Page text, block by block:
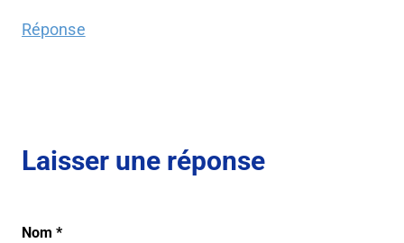
Réponse
Laisser une réponse
Nom *